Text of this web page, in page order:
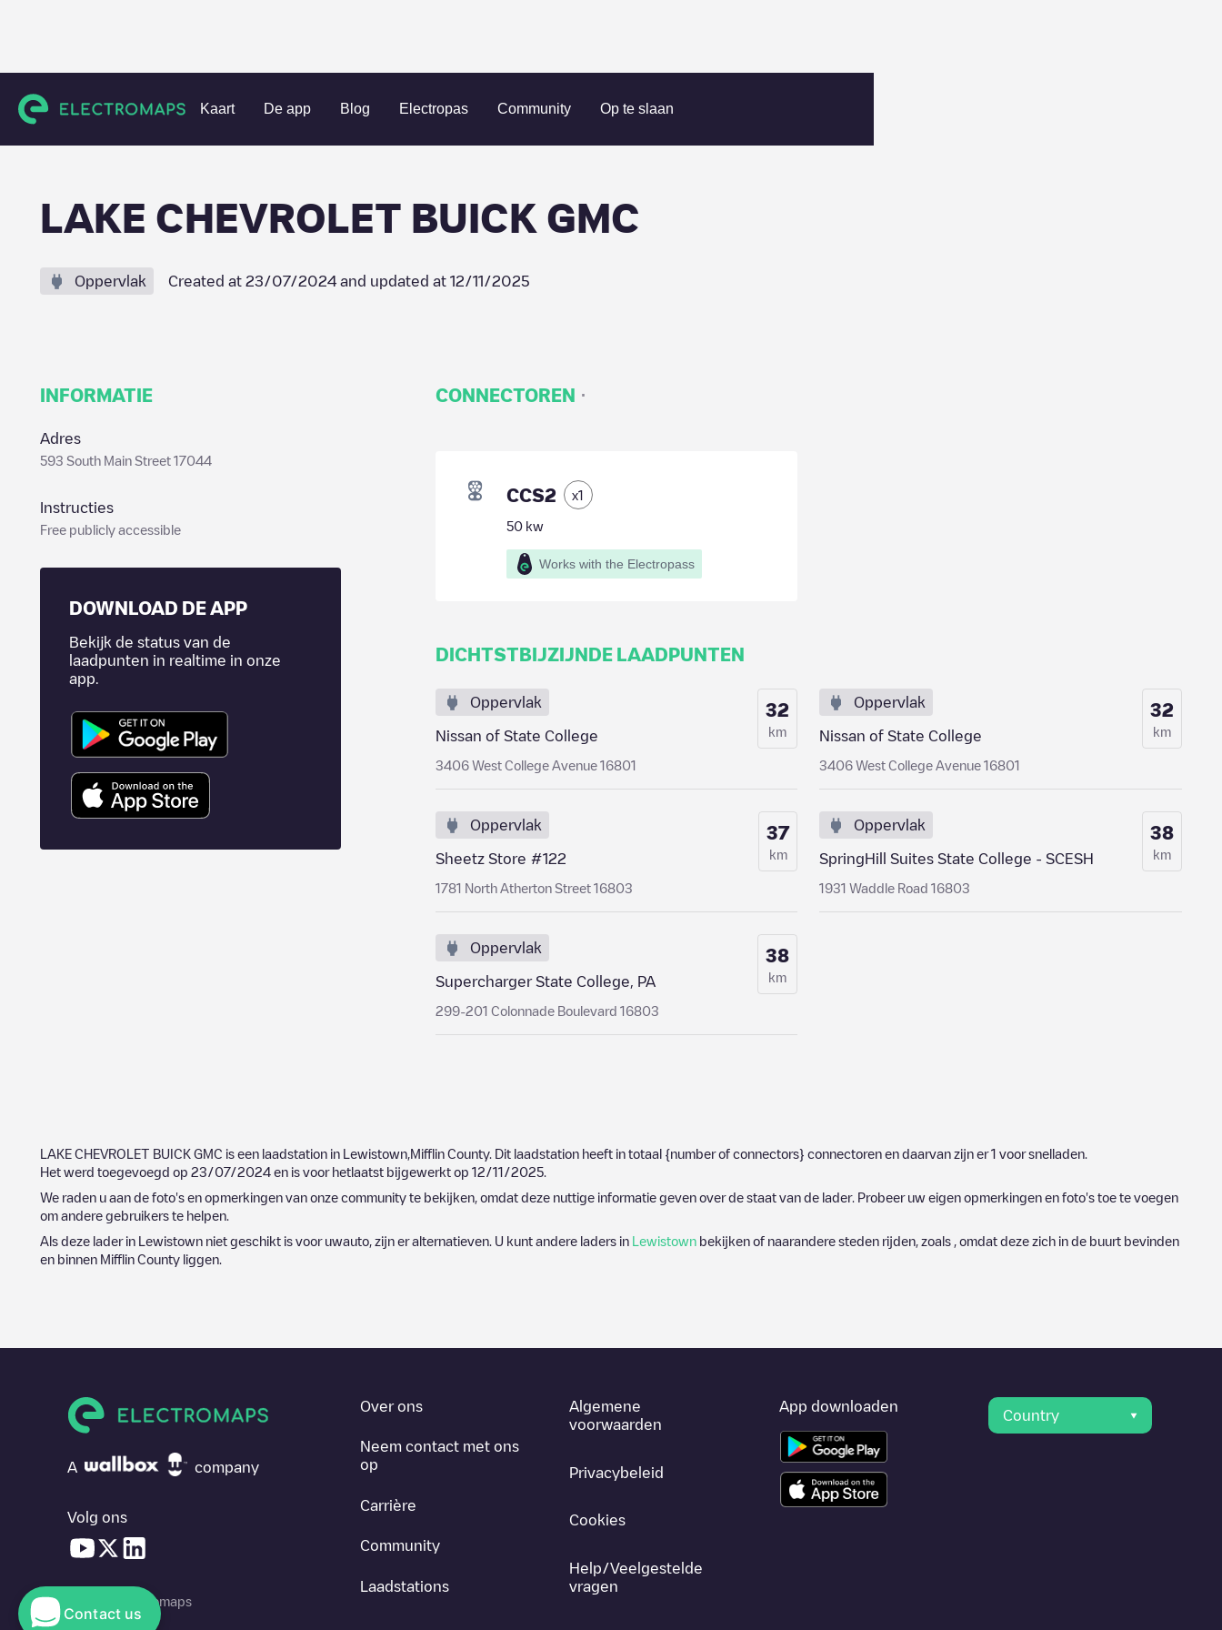
Kaart De app Blog Electropas Community Op te slaan
Charging stations Verenigde Staten Mifflin County Lewistown LAKE CHEVROLET BUICK GMC
LAKE CHEVROLET BUICK GMC
Oppervlak Created at 23/07/2024 and updated at 12/11/2025
INFORMATIE
Adres
593 South Main Street 17044
Instructies
Free publicly accessible
DOWNLOAD DE APP
Bekijk de status van de
laadpunten in realtime in onze
app.
CONNECTOREN ·
CCS2 x1
50kw
Works with the Electropass
DICHTSTBIJZIJNDE LAADPUNTEN
Oppervlak
Nissan of State College
3406 West College Avenue 16801
32
km
Oppervlak
Nissan of State College
3406 West College Avenue 16801
32
km
Oppervlak
Sheetz Store #122
1781 North Atherton Street 16803
37
km
Oppervlak
SpringHill Suites State College - SCESH
1931 Waddle Road 16803
38
km
Oppervlak
Supercharger State College, PA
299-201 Colonnade Boulevard 16803
38
km
LAKE CHEVROLET BUICK GMC is een laadstation in Lewistown Mifflin County. Dit laadstation heeft in totaal {number of connectors} connectoren en daarvan zijn er1 voor snelladen.
Het werd toegevoegd op 23/07/2024 en is voor hetlaatst bijgewerkt op 12/11/2025
We raden u aan de foto's en opmerkingen van onze community te bekijken, omdat deze nuttige informatie geven over de staat van de lader. Probeer uw eigen opmerkingen en foto's toe te voegen
om andere gebruikers te helpen.
Als deze lader in
Lewistown niet geschikt is voor uwauto, zijn er alternatieven. U kunt andere laders in Lewistown bekijken of naarandere steden rijden, zoals , omdat deze zich in de buurt bevinden
en binnen Mifflin County liggen.
A company
Volg ons
© 2026 Electromaps
Over ons
Neem contact met ons
op
Carrière
Community
Laadstations
Algemene
voorwaarden
Privacybeleid
Cookies
Help/Veelgestelde
vragen
App downloaden
Country
Contact us